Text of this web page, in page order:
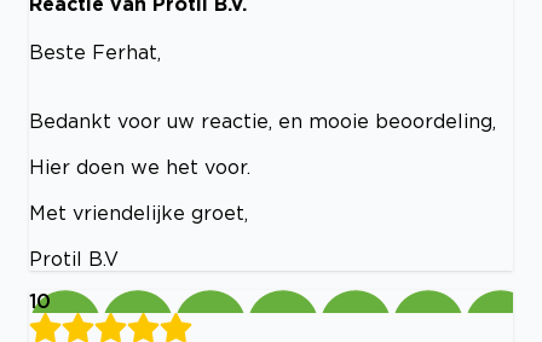
Beste Ferhat,
Bedankt voor uw reactie, en mooie beoordeling,
Hier doen we het voor.
Met vriendelijke groet,
Protil B.V
10